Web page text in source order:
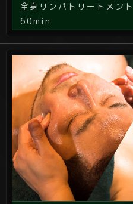
全身リンパトリートメント
60min